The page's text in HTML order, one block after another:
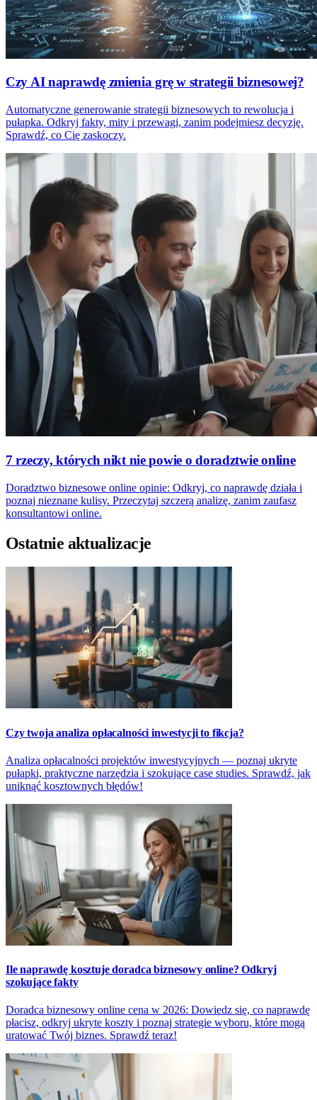
Czy AI naprawdę zmienia grę w strategii biznesowej?
Automatyczne generowanie strategii biznesowych to rewolucja i
pułapka. Odkryj fakty, mity i przewagi, zanim podejmiesz decyzję.
Sprawdź, co Cię zaskoczy.
7 rzeczy, których nikt nie powie o doradztwie online
Doradztwo biznesowe online opinie: Odkryj, co naprawdę działa i
poznaj nieznane kulisy. Przeczytaj szczerą analizę, zanim zaufasz
konsultantowi online.
Ostatnie aktualizacje
Czy twoja analiza opłacalności inwestycji to fikcja?
Analiza opłacalności projektów inwestycyjnych — poznaj ukryte
pułapki, praktyczne narzędzia i szokujące case studies. Sprawdź, jak
uniknąć kosztownych błędów!
Ile naprawdę kosztuje doradca biznesowy online? Odkryj
szokujące fakty
Doradca biznesowy online cena w 2026: Dowiedz się, co naprawdę
płacisz, odkryj ukryte koszty i poznaj strategie wyboru, które mogą
uratować Twój biznes. Sprawdź teraz!